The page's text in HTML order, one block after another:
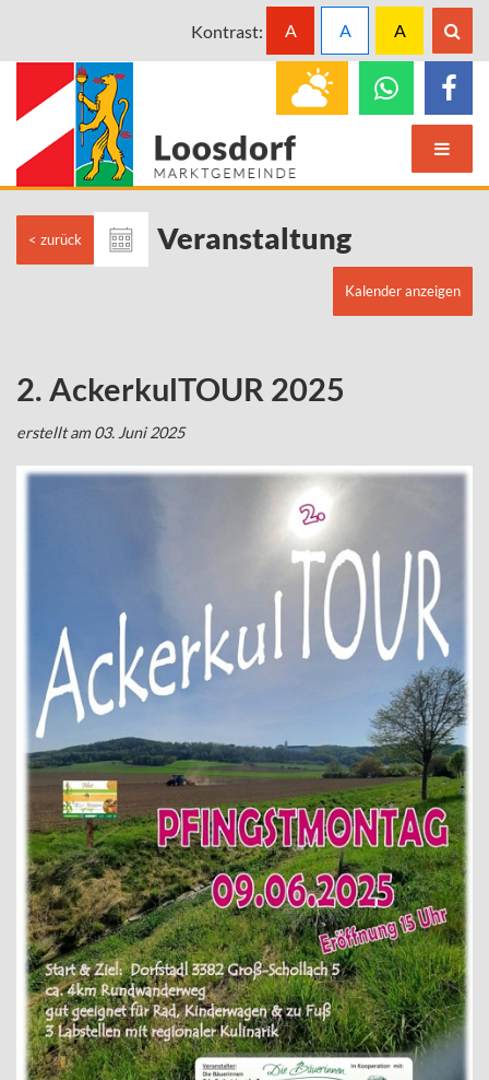
Kontrast: A A A
< zurück Veranstaltung
Kalender anzeigen
2. AckerkulTOUR 2025
erstellt am 03. Juni 2025